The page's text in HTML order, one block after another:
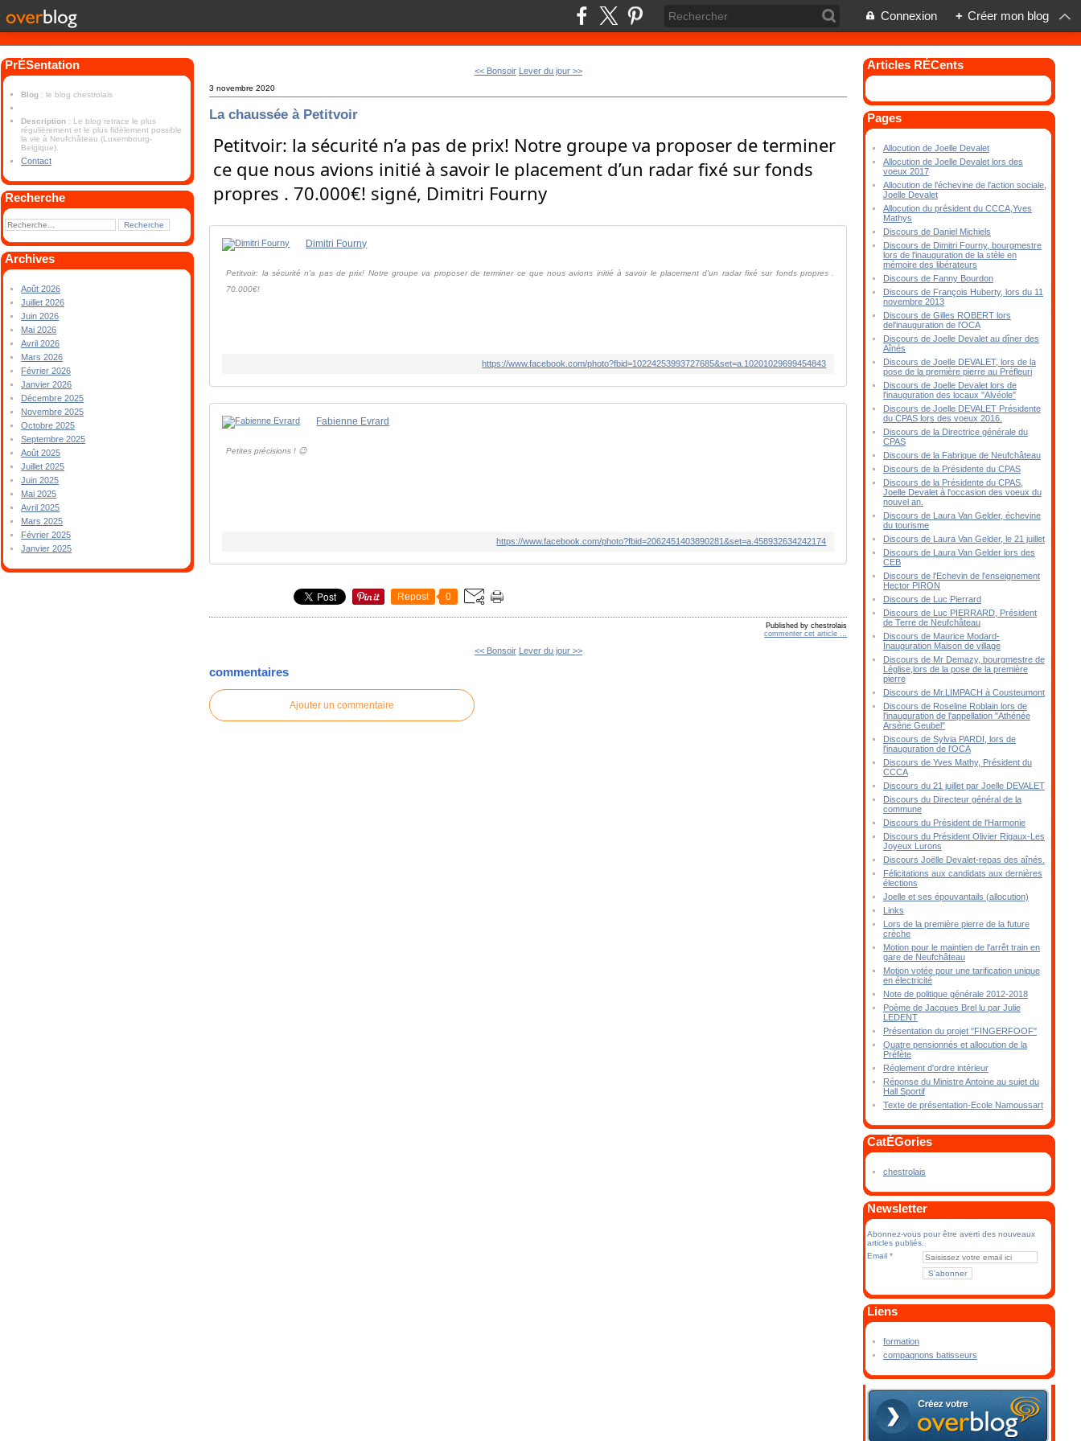
Connexion + Créer mon blog
PrÉSentation
Blog : le blog chestrolais
Description : Le blog retrace le plus
régulièrement et le plus fidèlement possible
la vie à Neufchâteau (Luxembourg-
Belgique).
Contact
Recherche
Archives
Août 2026
Juillet 2026
Juin 2026
Mai 2026
Avril 2026
Mars 2026
Février 2026
Janvier 2026
Décembre 2025
Novembre 2025
Octobre 2025
Septembre 2025
Août 2025
Juillet 2025
Juin 2025
Mai 2025
Avril 2025
Mars 2025
Février 2025
Janvier 2025
<< Bonsoir Lever du jour >>
3 novembre 2020
La chaussée à Petitvoir
Petitvoir: la sécurité n’a pas de prix! Notre groupe va proposer de terminer
ce que nous avions initié à savoir le placement d’un radar fixé sur fonds
propres . 70.000€! signé, Dimitri Fourny
Dimitri Fourny
Petitvoir: la sécurité n'a pas de prix! Notre groupe va proposer de terminer ce que nous avions initié à savoir le placement d'un radar fixé sur fonds propres .
70.000€!
https://www.facebook.com/photo?fbid=10224253993727685&set=a.10201029699454843
Fabienne Evrard
Petites précisions ! 😉
https://www.facebook.com/photo?fbid=2062451403890281&set=a.458932634242174
Repost 0
Published by chestrolais
commenter cet article
<< Bonsoir Lever du jour >>
commentaires
Ajouter un commentaire
Articles RÉCents
Pages
Allocution de Joelle Devalet
Allocution de Joelle Devalet lors des
voeux 2017
Allocution de l'échevine de l'action sociale,
Joelle Devalet
Allocution du président du CCCA,Yves
Mathys
Discours de Daniel Michiels
Discours de Dimitri Fourny, bourgmestre
lors de l'inauguration de la stèle en
mémoire des libérateurs
Discours de Fanny Bourdon
Discours de François Huberty, lors du 11
novembre 2013
Discours de Gilles ROBERT lors
del'inauguration de l'OCA
Discours de Joelle Devalet au dîner des
Aînés
Discours de Joelle DEVALET, lors de la
pose de la première pierre au Préfleuri
Discours de Joelle Devalet lors de
l'inauguration des locaux "Alvéole"
Discours de Joelle DEVALET Présidente
du CPAS lors des voeux 2016.
Discours de la Directrice générale du
CPAS
Discours de la Fabrique de Neufchâteau
Discours de la Présidente du CPAS
Discours de la Présidente du CPAS,
Joelle Devalet à l'occasion des voeux du
nouvel an.
Discours de Laura Van Gelder, échevine
du tourisme
Discours de Laura Van Gelder, le 21 juillet
Discours de Laura Van Gelder lors des
CEB
Discours de l'Echevin de l'enseignement
Hector PIRON
Discours de Luc Pierrard
Discours de Luc PIERRARD, Président
de Terre de Neufchâteau
Discours de Maurice Modard-
Inauguration Maison de village
Discours de Mr Demazy, bourgmestre de
Léglise,lors de la pose de la première
pierre
Discours de Mr.LIMPACH à Cousteumont
Discours de Roseline Roblain lors de
l'inauguration de l'appellation "Athénée
Arsène Geubel"
Discours de Sylvia PARDI, lors de
l'inauguration de l'OCA
Discours de Yves Mathy, Président du
CCCA
Discours du 21 juillet par Joelle DEVALET
Discours du Directeur général de la
commune
Discours du Président de l'Harmonie
Discours du Président Olivier Rigaux-Les
Joyeux Lurons
Discours Joëlle Devalet-repas des aînés.
Félicitations aux candidats aux dernières
élections
Joelle et ses épouvantails (allocution)
Links
Lors de la première pierre de la future
crèche
Motion pour le maintien de l'arrêt train en
gare de Neufchâteau
Motion votée pour une tarification unique
en électricité
Note de politique générale 2012-2018
Poème de Jacques Brel lu par Julie
LEDENT
Présentation du projet "FINGERFOOF"
Quatre pensionnés et allocution de la
Préfète
Réglement d'ordre intérieur
Réponse du Ministre Antoine au sujet du
Hall Sportif
Texte de présentation-Ecole Namoussart
CatÉGories
chestrolais
Newsletter
Abonnez-vous pour être averti des nouveaux
articles publiés.
Email
Liens
formation
compagnons batisseurs